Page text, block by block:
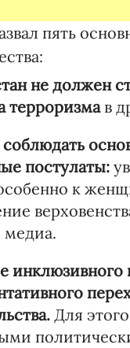
пять
не должен
терроризмав
постулаты:
к
медиа.
инклюзивного
Для